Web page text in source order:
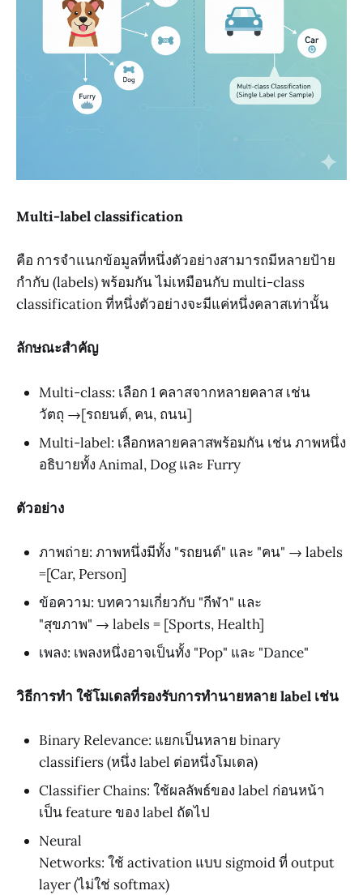
Multi-label classification
คือ การจำแนกข้อมูลที่หนึ่งตัวอย่างสามารถมีหลายป้าย
กำกับ (labels) พร้อมกัน ไม่เหมือนกับ multi-class
classification ที่หนึ่งตัวอย่างจะมีแค่หนึ่งคลาสเท่านั้น
ลักษณะสำคัญ
Multi-class: เลือก 1 คลาสจากหลายคลาส เช่น
วัตถุ →[รถยนต์, คน, ถนน]
Multi-label: เลือกหลายคลาสพร้อมกัน เช่น ภาพหนึ่ง
อธิบายทั้ง Animal, Dog และ Furry
ตัวอย่าง
ภาพถ่าย: ภาพหนึ่งมีทั้ง "รถยนต์" และ "คน" → labels
=[Car, Person]
ข้อความ: บทความเกี่ยวกับ "กีฬา" และ
"สุขภาพ" → labels = [Sports, Health]
เพลง: เพลงหนึ่งอาจเป็นทั้ง "Pop" และ "Dance"
วิธีการทำ ใช้โมเดลที่รองรับการทำนายหลาย label เช่น
Binary Relevance: แยกเป็นหลาย binary
classifiers (หนึ่ง label ต่อหนึ่งโมเดล)
Classifier Chains: ใช้ผลลัพธ์ของ label ก่อนหน้า
เป็น feature ของ label ถัดไป
Neural
Networks: ใช้ activation แบบ sigmoid ที่ output
layer (ไม่ใช่ softmax)